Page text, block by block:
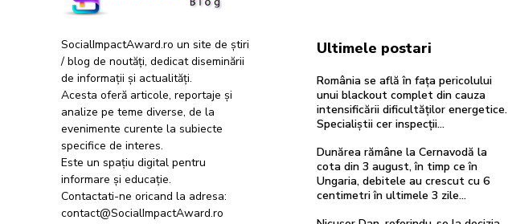
SocialImpactAward.ro un site de știri
/ blog de noutăți, dedicat diseminării
de informații și actualități.
Acesta oferă articole, reportaje și
analize pe teme diverse, de la
evenimente curente la subiecte
specifice de interes.
Este un spațiu digital pentru
informare și educație.
Contactati-ne oricand la adresa:
contact@SocialImpactAward.ro
Ultimele postari
România se află în fața pericolului
unui blackout complet din cauza
intensificării dificultăților energetice.
Specialiștii cer inspecții…
Dunărea rămâne la Cernavodă la
cota din 3 august, în timp ce în
Ungaria, debitele au crescut cu 6
centimetri în ultimele 3 zile...